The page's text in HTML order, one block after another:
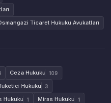
Ticaret Hukuku Avukatları
Ceza Hukuku 109
Hukuku 3
Hukuku 1 Miras Hukuku 1